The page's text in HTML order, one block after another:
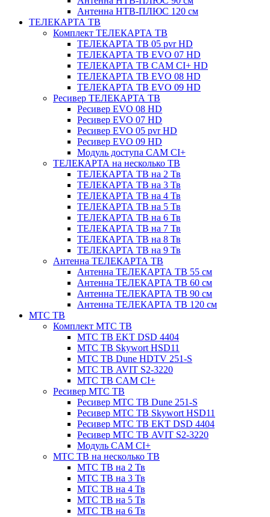
Антенна НТВ-ПЛЮС 120 см
ТЕЛЕКАРТА ТВ
Комплект ТЕЛЕКАРТА ТВ
ТЕЛЕКАРТА ТВ 05 pvr HD
ТЕЛЕКАРТА ТВ EVO 07 HD
ТЕЛЕКАРТА ТВ CAM CI+ HD
ТЕЛЕКАРТА ТВ EVO 08 HD
ТЕЛЕКАРТА ТВ EVO 09 HD
Ресивер ТЕЛЕКАРТА ТВ
Ресивер EVO 08 HD
Ресивер EVO 07 HD
Ресивер EVO 05 pvr HD
Ресивер EVO 09 HD
Модуль доступа CAM CI+
ТЕЛЕКАРТА на несколько ТВ
ТЕЛЕКАРТА ТВ на 2 Тв
ТЕЛЕКАРТА ТВ на 3 Тв
ТЕЛЕКАРТА ТВ на 4 Тв
ТЕЛЕКАРТА ТВ на 5 Тв
ТЕЛЕКАРТА ТВ на 6 Тв
ТЕЛЕКАРТА ТВ на 7 Тв
ТЕЛЕКАРТА ТВ на 8 Тв
ТЕЛЕКАРТА ТВ на 9 Тв
Антенна ТЕЛЕКАРТА ТВ
Антенна ТЕЛЕКАРТА ТВ 55 см
Антенна ТЕЛЕКАРТА ТВ 60 см
Антенна ТЕЛЕКАРТА ТВ 90 см
Антенна ТЕЛЕКАРТА ТВ 120 см
МТС ТВ
Комплект МТС ТВ
МТС ТВ EKT DSD 4404
МТС ТВ Skywort HSD11
МТС ТВ Dune HDTV 251-S
МТС ТВ AVIT S2-3220
МТС ТВ CAM CI+
Ресивер МТС ТВ
Ресивер МТС ТВ Dune 251-S
Ресивер МТС ТВ Skywort HSD11
Ресивер МТС ТВ EKT DSD 4404
Ресивер МТС ТВ AVIT S2-3220
Модуль CAM CI+
МТС ТВ на несколько ТВ
МТС ТВ на 2 Тв
МТС ТВ на 3 Тв
МТС ТВ на 4 Тв
МТС ТВ на 5 Тв
МТС ТВ на 6 Тв